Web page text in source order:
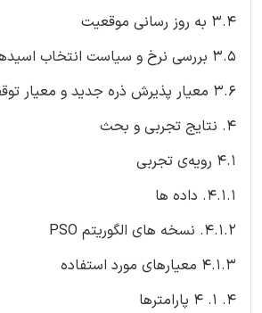
3.4 به روز رسانی موقعیت
3.5 بررسی نرخ و سیاست انتخاب اسیدهای آمینه
3.6 معیار پذیرش ذره جدید و معیار توقف
4. نتایج تجربی و بحث
4.1 رویه‌ی تجربی
4.1.1. داده ها
4.1.2. نسخه های الگوریتم PSO
4.1.3 معیارهای مورد استفاده
4. 1. 4 پارامترها